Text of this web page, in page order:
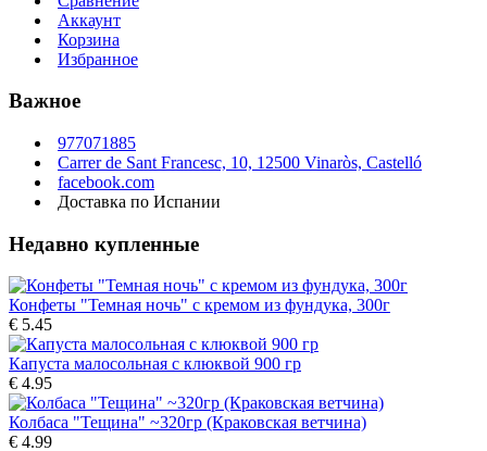
Аккаунт
Корзина
Избранное
Важное
977071885
Carrer de Sant Francesc, 10, 12500 Vinaròs, Castelló
facebook.com
Доставка по Испании
Недавно купленные
Конфеты "Темная ночь" с кремом из фундука, 300г
€ 5.45
Капуста малосольная с клюквой 900 гр
€ 4.95
Колбаса "Тещина" ~320гр (Краковская ветчина)
€ 4.99